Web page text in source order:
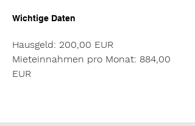
Wichtige Daten
Hausgeld: 200,00 EUR
Mieteinnahmen pro Monat: 884,00
EUR